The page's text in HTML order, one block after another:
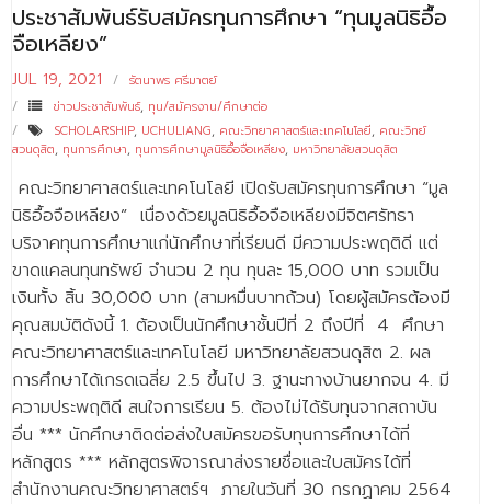
ประชาสัมพันธ์รับสมัครทุนการศึกษา “ทุนมูลนิธิอื้อ
จือเหลียง”
JUL 19, 2021
รัตนาพร ศรีมาตย์
ข่าวประชาสัมพันธ์, ทุน/สมัครงาน/ศึกษาต่อ
SCHOLARSHIP, UCHULIANG, คณะวิทยาศาสตร์และเทคโนโลยี, คณะวิทย์
สวนดุสิต, ทุนการศึกษา, ทุนการศึกษามูลนิธิอื้อจือเหลียง, มหาวิทยาลัยสวนดุสิต
คณะวิทยาศาสตร์และเทคโนโลยี เปิดรับสมัครทุนการศึกษา “มูล
นิธิอื้อจือเหลียง” เนื่องด้วยมูลนิธิอื้อจือเหลียงมีจิตศรัทธา
บริจาคทุนการศึกษาแก่นักศึกษาที่เรียนดี มีความประพฤติดี แต่
ขาดแคลนทุนทรัพย์ จำนวน 2 ทุน ทุนละ 15,000 บาท รวมเป็น
เงินทั้ง สิ้น 30,000 บาท (สามหมื่นบาทถ้วน) โดยผู้สมัครต้องมี
คุณสมบัติดังนี้ 1. ต้องเป็นนักศึกษาชั้นปีที่ 2 ถึงปีที่ 4 ศึกษา
คณะวิทยาศาสตร์และเทคโนโลยี มหาวิทยาลัยสวนดุสิต 2. ผล
การศึกษาได้เกรดเฉลี่ย 2.5 ขึ้นไป 3. ฐานะทางบ้านยากจน 4. มี
ความประพฤติดี สนใจการเรียน 5. ต้องไม่ได้รับทุนจากสถาบัน
อื่น *** นักศึกษาติดต่อส่งใบสมัครขอรับทุนการศึกษาได้ที่
หลักสูตร *** หลักสูตรพิจารณาส่งรายชื่อและใบสมัครได้ที่
สำนักงานคณะวิทยาศาสตร์ฯ ภายในวันที่ 30 กรกฏาคม 2564